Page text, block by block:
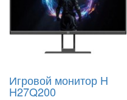
Игровой монитор H
H27Q200